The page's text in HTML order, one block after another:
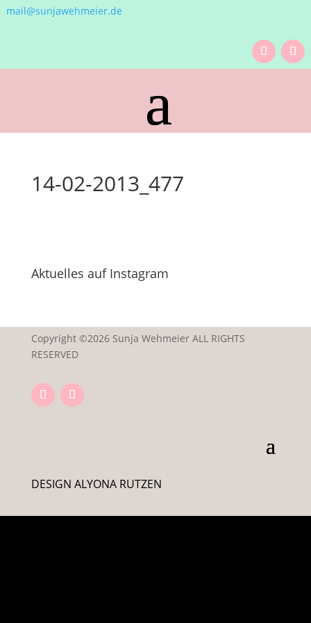
mail@sunjawehmeier.de
14-02-2013_477
Aktuelles auf Instagram
Copyright ©2026 Sunja Wehmeier ALL RIGHTS
RESERVED
DESIGN ALYONA RUTZEN